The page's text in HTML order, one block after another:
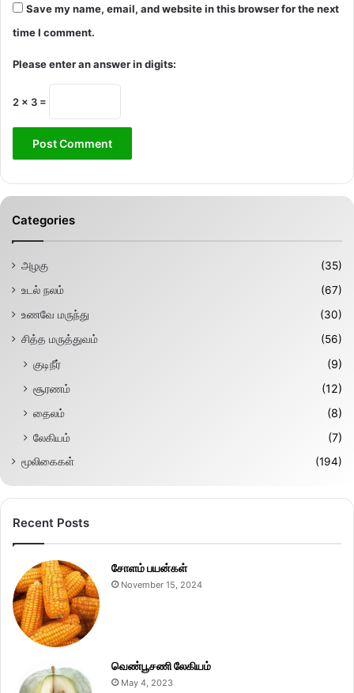
Save my name, email, and website in this browser for the next
time I comment.
Please enter an answer in digits:
2 × 3 =
Categories
அழகு
(35)
உடல் நலம்
(67)
உணவே மருந்து
(30)
சித்த மருத்துவம்
(56)
குடிநீர்
(9)
சூரணம்
(12)
தைலம்
(8)
லேகியம்
(7)
மூலிகைகள் (194)
Recent Posts
சோளம் பயன்கள்
November 15, 2024
வெண்பூசணி லேகியம்
May 4, 2023